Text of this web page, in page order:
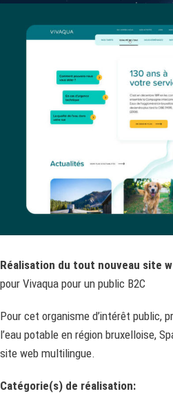
Réalisation du tout nouveau site
pour Vivaqua pour un public B2C
Pour cet organisme d’intérêt public,
l’eau potable en région bruxelloise,
site web multilingue.
Catégorie(s) de réalisation: